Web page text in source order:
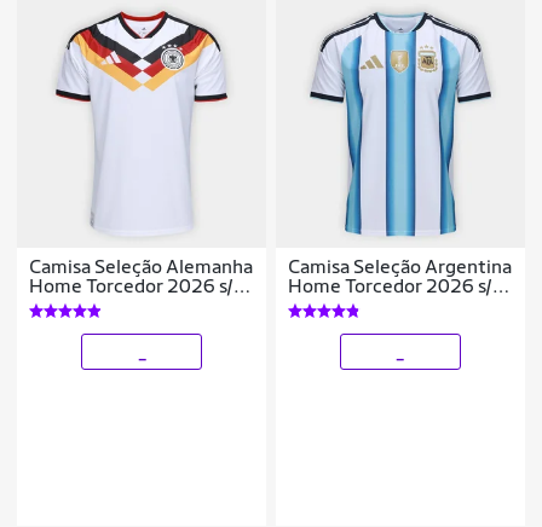
Camisa Seleção Alemanha
Home Torcedor 2026 s/n
Adidas Masculina
Camisa Seleção Argentina
Home Torcedor 2026 s/n
Adidas Masculina